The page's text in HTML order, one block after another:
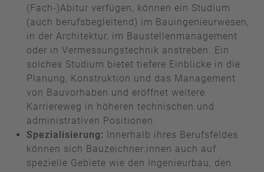
(Fach-)Abitur verfügen, können ein Studium
(auch berufsbegleitend) im Bauingenieurwesen,
in der Architektur, im Baustellenmanagement
oder in Vermessungstechnik anstreben. Ein
solches Studium bietet tiefere Einblicke in die
Planung, Konstruktion und das Management
von Bauvorhaben und eröffnet weitere
Karriereweg in höheren technischen und
administrativen Positionen.
Spezialisierung: Innerhalb ihres Berufsfeldes
können sich Bauzeichner:innen auch auf
spezielle Gebiete wie den Ingenieurbau, den